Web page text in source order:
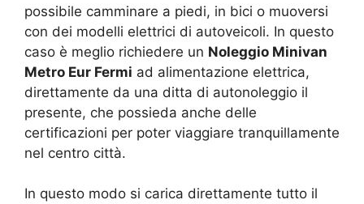
possibile camminare a piedi, in bici o muoversi
con dei modelli elettrici di autoveicoli. In questo
caso è meglio richiedere un Noleggio Minivan
Metro Eur Fermi ad alimentazione elettrica,
direttamente da una ditta di autonoleggio il
presente, che possieda anche delle
certificazioni per poter viaggiare tranquillamente
nel centro città.
In questo modo si carica direttamente tutto il